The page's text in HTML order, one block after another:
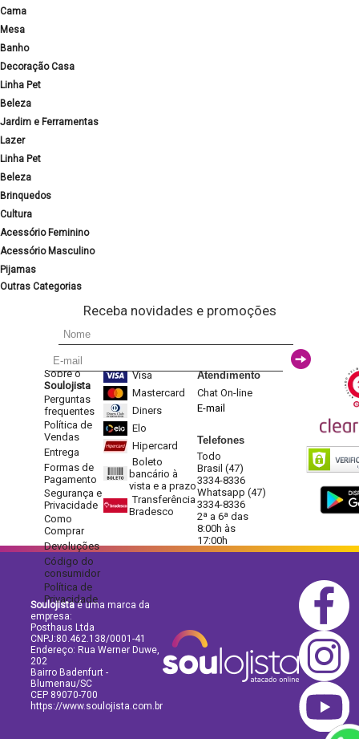
Cama
Mesa
Banho
Decoração Casa
Linha Pet
Beleza
Jardim e Ferramentas
Lazer
Linha Pet
Beleza
Brinquedos
Cultura
Acessório Feminino
Acessório Masculino
Pijamas
Outras Categorias
Receba novidades e promoções
Sobre o
Soulojista
Perguntas
frequentes
Política de
Vendas
Entrega
Formas de
Pagamento
Segurança e
Privacidade
Como
Comprar
Devoluções
Código do
consumidor
Política de
Privacidade
Visa
Mastercard
Diners
Elo
Hipercard
Boleto
bancário à
vista e a prazo
Transferência
Bradesco
Atendimento
Chat On-line
E-mail
Telefones
Todo
Brasil (47)
3334-8336
Whatsapp (47)
3334-8336
2ª a 6ª das
8:00h às
17:00h
Soulojistaé uma marca da
empresa:
Posthaus Ltda
CNPJ:80.462.138/0001-41
Endereço: Rua Werner Duwe,
202
Bairro Badenfurt -
Blumenau/SC
CEP 89070-700
https://www.soulojista.com.br